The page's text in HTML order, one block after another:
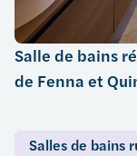
Salle de bains
de Fenna et
Salles de bains